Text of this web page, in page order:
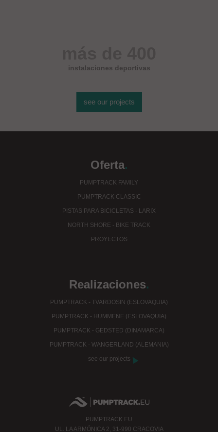
instalaciones deportivas
see our projects
Oferta.
PUMPTRACK FAMILY
PUMPTRACK CLASSIC
PISTAS PARA BICICLETAS - LARIX
NORTH SHORE - BIKE TRACK
PROYECTOS
Realizaciones.
PUMPTRACK - TVARDOSIN (ESLOVAQUIA)
PUMPTRACK - HUMMENE (ESLOVAQUIA)
PUMPTRACK - GEDSTED (DINAMARCA)
PUMPTRACK - WANGERLAND (ALEMANIA)
see our projects
PUMPTRACK.EU
UL.
LA ARMÓNICA 2, 31-990 CRACOVIA